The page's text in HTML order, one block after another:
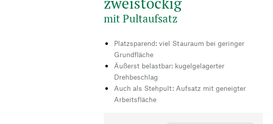
mit Pultaufsatz
Platzsparend: viel Stauraum bei geringer
Grundfläche
Äußerst belastbar: kugelgelagerter
Drehbeschlag
Auch als Stehpult: Aufsatz mit geneigter
Arbeitsfläche